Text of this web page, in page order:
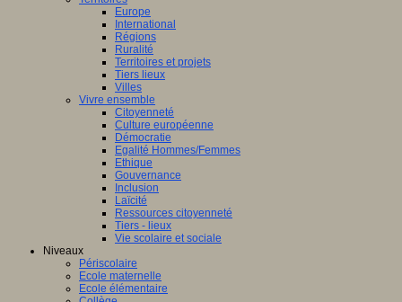
Europe
International
Régions
Ruralité
Territoires et projets
Tiers lieux
Villes
Vivre ensemble
Citoyenneté
Culture européenne
Démocratie
Egalité Hommes/Femmes
Ethique
Gouvernance
Inclusion
Laïcité
Ressources citoyenneté
Tiers - lieux
Vie scolaire et sociale
Niveaux
Périscolaire
Ecole maternelle
Ecole élémentaire